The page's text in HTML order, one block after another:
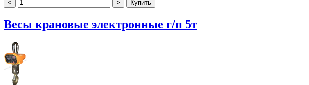
Весы крановые электронные г/п 5т